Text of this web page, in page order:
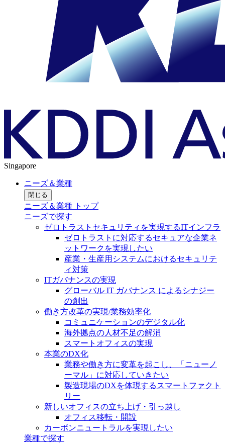
Singapore
ニーズ＆業種
閉じる
ニーズ＆業種 トップ
ニーズで探す
ゼロトラストセキュリティを実現するITインフラ
ゼロトラストに対応するセキュアな企業ネ
ットワークを実現したい
産業・生産用システムにおけるセキュリテ
ィ対策
ITガバナンスの実現
グローバル IT ガバナンス によるシナジー
の創出
働き方改革の実現/業務効率化
コミュニケーションのデジタル化
海外拠点の人材不足の解消
スマートオフィスの実現
本業のDX化
業務や働き方に変革を起こし、「ニューノ
ーマル」に対応していきたい
製造現場のDXを体現するスマートファクト
リー
新しいオフィスの立ち上げ・引っ越し
オフィス移転・開設
カーボンニュートラルを実現したい
業種で探す